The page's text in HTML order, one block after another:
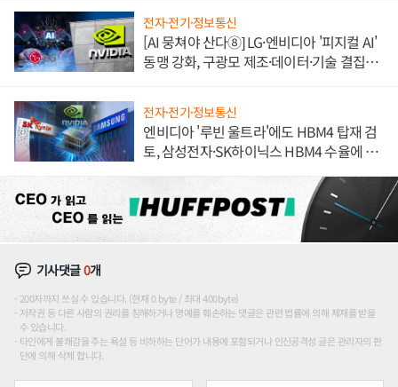
전자·전기·정보통신
[AI 뭉쳐야 산다⑧] LG·엔비디아 '피지컬 AI'
동맹 강화, 구광모 제조·데이터·기술 결집
전자·전기·정보통신
엔비디아 '루빈 울트라'에도 HBM4 탑재 검
토, 삼성전자·SK하이닉스 HBM4 수율에 주
기사댓글0개
200자까지 쓰실 수 있습니다. (현재 0 byte / 최대 400byte)
저작권 등 다른 사람의 권리를 침해하거나 명예를 훼손하는 댓글은 관련 법률에 의해 제재를 받을
수 있습니다.
타인에게 불쾌감을 주는 욕설 등 비하하는 단어가 내용에 포함되거나 인신공격성 글은 관리자의 판
단에 의해 삭제 합니다.